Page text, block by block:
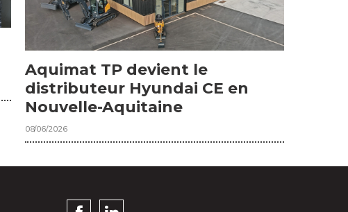
Aquimat TP devient le
distributeur Hyundai CE en
Nouvelle-Aquitaine
08/06/2026